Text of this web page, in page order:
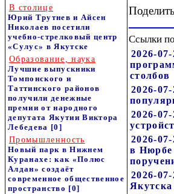
В столице
Юрий Трутнев и Айсен
Николаев посетили
учебно-стрелковый центр
«Сулус» в Якутске
Образование, наука
Лучшие выпускники
Томпонского и
Таттинского районов
получили денежные
премии от народного
депутата Якутии Виктора
Лебедева [0]
Промышленность
Новый парк в Нижнем
Куранахе: как «Полюс
Алдан» создаёт
современное общественное
пространство [0]
Ссылки
2026-
столбов
2026-
2026-
2026-
в Нюрбе
2026-
Якутска